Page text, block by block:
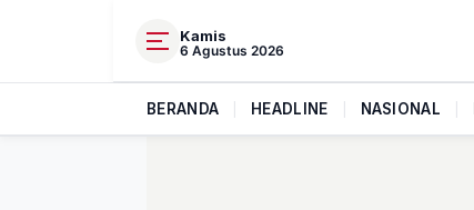
Kamis
6 Agustus 2026
BERANDA HEADLINE NASIONAL